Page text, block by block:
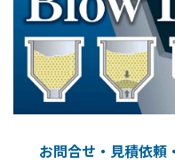
お問合せ・見積依頼